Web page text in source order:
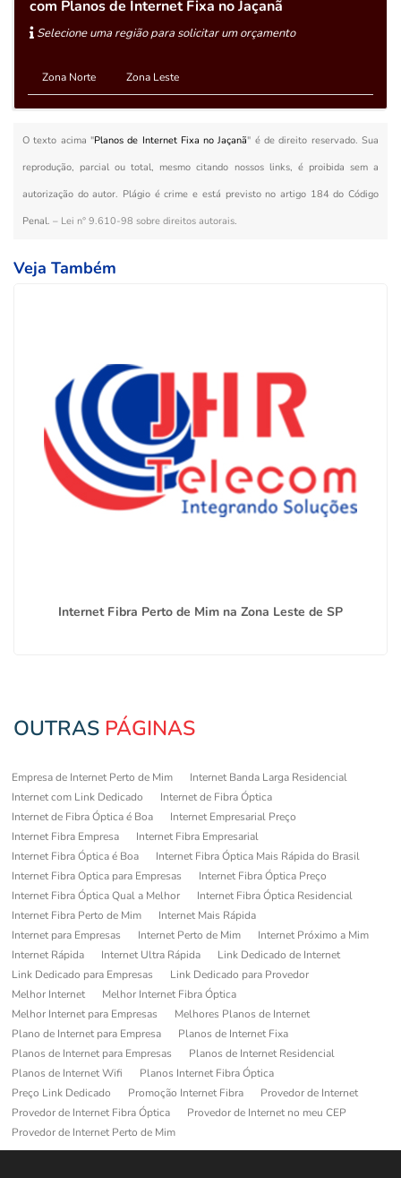
com Planos de Internet Fixa no Jaçanã
Selecione uma região para solicitar um orçamento
Zona Norte Zona Leste
O texto acima "Planos de Internet Fixa no Jaçanã" é de direito reservado. Sua
reprodução, parcial ou total, mesmo citando nossos links, é proibida sem a
autorização do autor. Plágio é crime e está previsto no artigo 184 do Código
Penal. – Lei n° 9.610-98 sobre direitos autorais.
Veja Também
Internet Fibra Perto de Mim na Zona Leste de SP
OUTRAS PÁGINAS
Empresa de Internet Perto de Mim
Internet Banda Larga Residencial
Internet com Link Dedicado
Internet de Fibra Óptica
Internet de Fibra Óptica é Boa
Internet Empresarial Preço
Internet Fibra Empresa
Internet Fibra Empresarial
Internet Fibra Óptica é Boa
Internet Fibra Óptica Mais Rápida do Brasil
Internet Fibra Optica para Empresas
Internet Fibra Óptica Preço
Internet Fibra Óptica Qual a Melhor
Internet Fibra Óptica Residencial
Internet Fibra Perto de Mim
Internet Mais Rápida
Internet para Empresas
Internet Perto de Mim
Internet Próximo a Mim
Internet Rápida
Internet Ultra Rápida
Link Dedicado de Internet
Link Dedicado para Empresas
Link Dedicado para Provedor
Melhor Internet
Melhor Internet Fibra Óptica
Melhor Internet para Empresas
Melhores Planos de Internet
Plano de Internet para Empresa
Planos de Internet Fixa
Planos de Internet para Empresas
Planos de Internet Residencial
Planos de Internet Wifi
Planos Internet Fibra Óptica
Preço Link Dedicado
Promoção Internet Fibra
Provedor de Internet
Provedor de Internet Fibra Óptica
Provedor de Internet no meu CEP
Provedor de Internet Perto de Mim